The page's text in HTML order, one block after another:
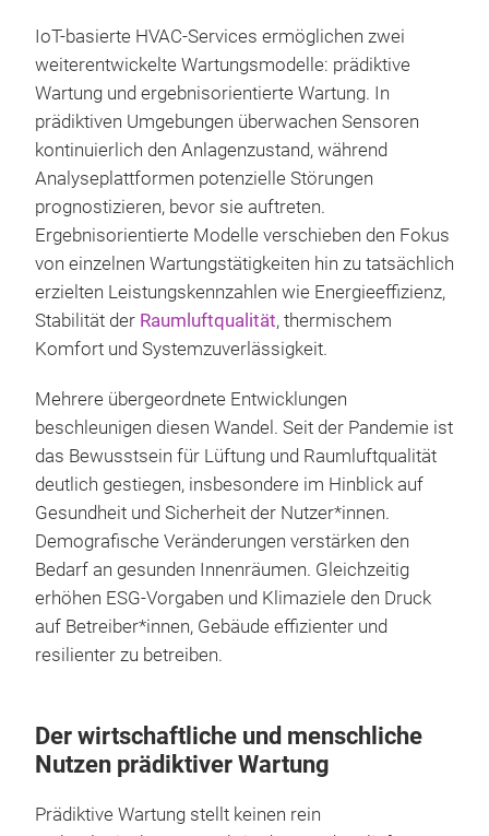
IoT-basierte HVAC-Services ermöglichen zwei
weiterentwickelte Wartungsmodelle: prädiktive
Wartung und ergebnisorientierte Wartung. In
prädiktiven Umgebungen überwachen Sensoren
kontinuierlich den Anlagenzustand, während
Analyseplattformen potenzielle Störungen
prognostizieren, bevor sie auftreten.
Ergebnisorientierte Modelle verschieben den Fokus
von einzelnen Wartungstätigkeiten hin zu tatsächlich
erzielten Leistungskennzahlen wie Energieeffizienz,
Stabilität der Raumluftqualität, thermischem
Komfort und Systemzuverlässigkeit.
Mehrere übergeordnete Entwicklungen
beschleunigen diesen Wandel. Seit der Pandemie ist
das Bewusstsein für Lüftung und Raumluftqualität
deutlich gestiegen, insbesondere im Hinblick auf
Gesundheit und Sicherheit der Nutzer*innen.
Demografische Veränderungen verstärken den
Bedarf an gesunden Innenräumen. Gleichzeitig
erhöhen ESG-Vorgaben und Klimaziele den Druck
auf Betreiber*innen, Gebäude effizienter und
resilienter zu betreiben.
Der wirtschaftliche und menschliche
Nutzen prädiktiver Wartung
Prädiktive Wartung stellt keinen rein